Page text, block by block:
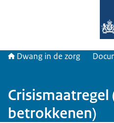
Dwang in de zorg
betrokkenen)